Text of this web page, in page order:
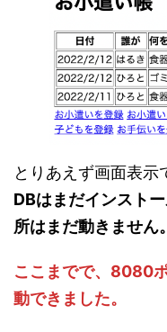
とりあえず画面表示
DBはまだインスト
所はまだ動きません。
ここまでで、8080
動できました。